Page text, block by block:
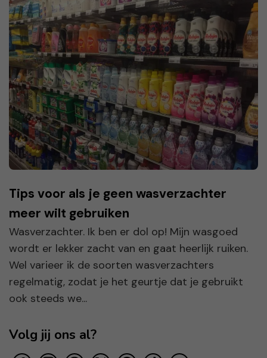
Tips voor als je geen wasverzachter
meer wilt gebruiken
Wasverzachter. Ik ben er dol op! Mijn wasgoed
wordt er lekker zacht van en gaat heerlijk ruiken.
Wel varieer ik de soorten wasverzachters
regelmatig, zodat je het geurtje dat je gebruikt
ook steeds we...
Volg jij ons al?